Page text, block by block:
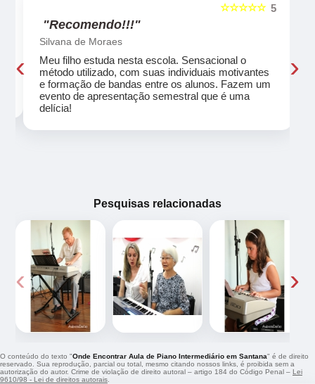
5
☆☆☆☆☆
"Recomendo!!!"
Silvana de Moraes
Meu filho estuda nesta escola. Sensacional o
método utilizado, com suas individuais motivantes
e formação de bandas entre os alunos. Fazem um
evento de apresentação semestral que é uma
delícia!
‹ ›
Pesquisas relacionadas
‹ ›
O conteúdo do texto "Onde Encontrar Aula de Piano Intermediário em Santana" é de direito
reservado. Sua reprodução, parcial ou total, mesmo citando nossos links, é proibida sem a
autorização do autor. Crime de violação de direito autoral – artigo 184 do Código Penal – Lei
9610/98 - Lei de direitos autorais